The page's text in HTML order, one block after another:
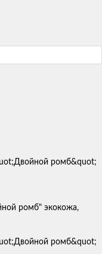
ромб" экокожа,